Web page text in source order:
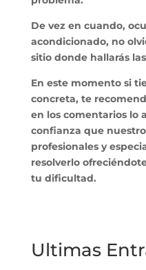
De vez en cuando,
acondicionado, no
sitio donde hallarás
En este momento si
concreta, te
en los comentarios lo
confianza que
profesionales y
resolverlo
tu dificultad.
Ultimas